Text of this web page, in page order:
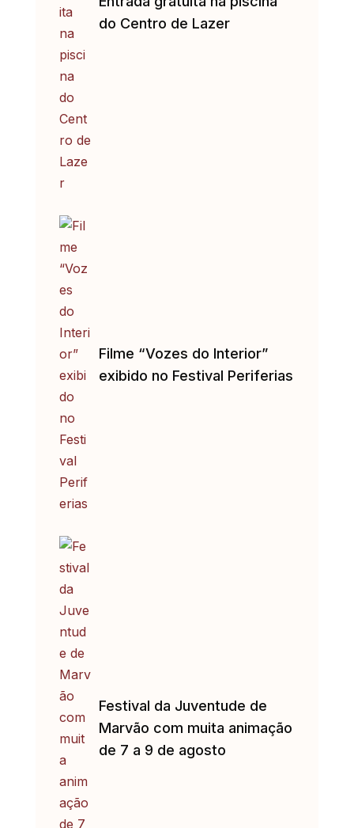
do Centro de Lazer
Filme “Vozes do Interior”
exibido no Festival Periferias
Festival da Juventude de
Marvão com muita animação
de 7 a 9 de agosto